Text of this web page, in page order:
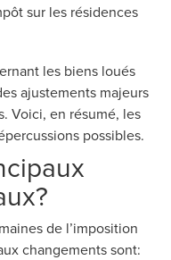
sur les résidences
les biens loués
ajustements majeurs
Voici, en résumé, les
possibles.
de l’imposition
changements sont: